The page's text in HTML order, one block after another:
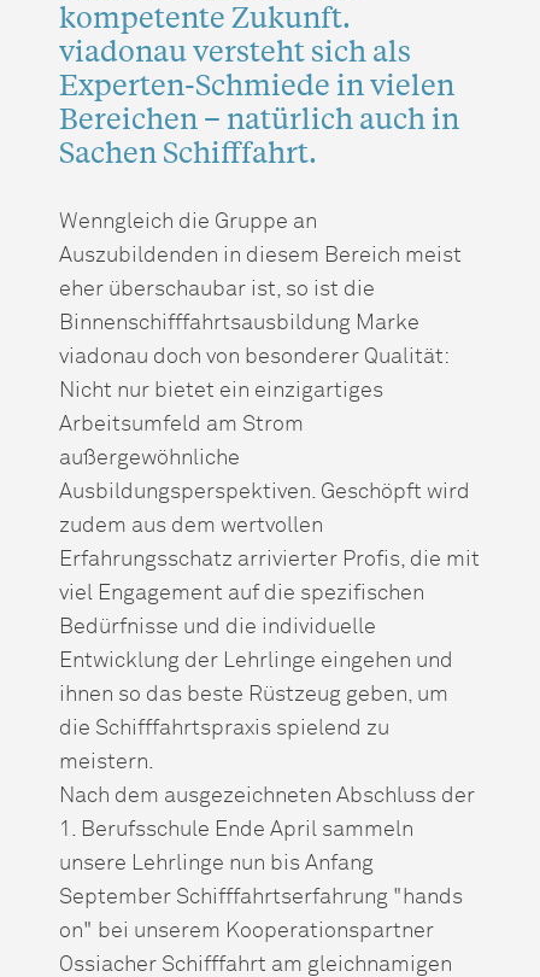
kompetente Zukunft.
viadonau versteht sich als
Experten-Schmiede in vielen
Bereichen – natürlich auch in
Sachen Schifffahrt.
Wenngleich die Gruppe an
Auszubildenden in diesem Bereich meist
eher überschaubar ist, so ist die
Binnenschifffahrtsausbildung Marke
viadonau doch von besonderer Qualität:
Nicht nur bietet ein einzigartiges
Arbeitsumfeld am Strom
außergewöhnliche
Ausbildungsperspektiven. Geschöpft wird
zudem aus dem wertvollen
Erfahrungsschatz arrivierter Profis, die mit
viel Engagement auf die spezifischen
Bedürfnisse und die individuelle
Entwicklung der Lehrlinge eingehen und
ihnen so das beste Rüstzeug geben, um
die Schifffahrtspraxis spielend zu
meistern.
Nach dem ausgezeichneten Abschluss der
1. Berufsschule Ende April sammeln
unsere Lehrlinge nun bis Anfang
September Schifffahrtserfahrung "hands
on" bei unserem Kooperationspartner
Ossiacher Schifffahrt am gleichnamigen